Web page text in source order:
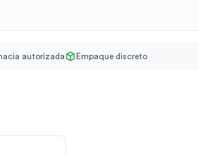
autorizada Empaque discreto